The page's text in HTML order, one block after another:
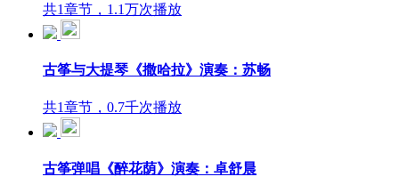
共1章节，1.1万次播放
古筝与大提琴《撒哈拉》演奏：苏畅
共1章节，0.7千次播放
古筝弹唱《醉花荫》演奏：卓舒晨